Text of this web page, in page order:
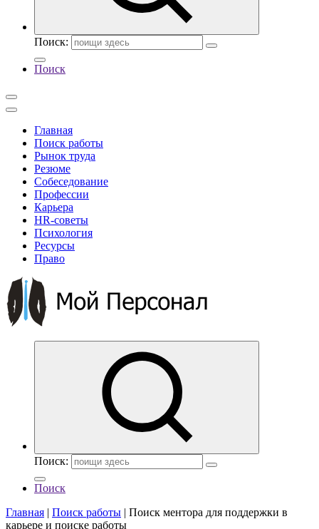
Поиск:
Поиск
Главная
Поиск работы
Рынок труда
Резюме
Собеседование
Профессии
Карьера
HR-советы
Психология
Ресурсы
Право
Поиск:
Поиск
Главная | Поиск работы | Поиск ментора для поддержки в
карьере и поиске работы